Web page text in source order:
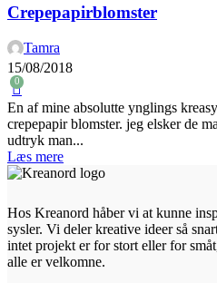
Crepepapirblomster
Tamra
15/08/2018
0
En af mine absolutte ynglings
crepepapir blomster. jeg elsker de
udtryk man...
Læs mere
Hos Kreanord håber vi at kunne
sysler. Vi deler kreative ideer så
intet projekt er for stort eller for
alle er velkomne.